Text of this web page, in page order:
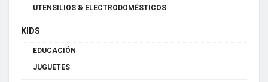
UTENSILIOS & ELECTRODOMÉSTICOS
KIDS
EDUCACIÓN
JUGUETES